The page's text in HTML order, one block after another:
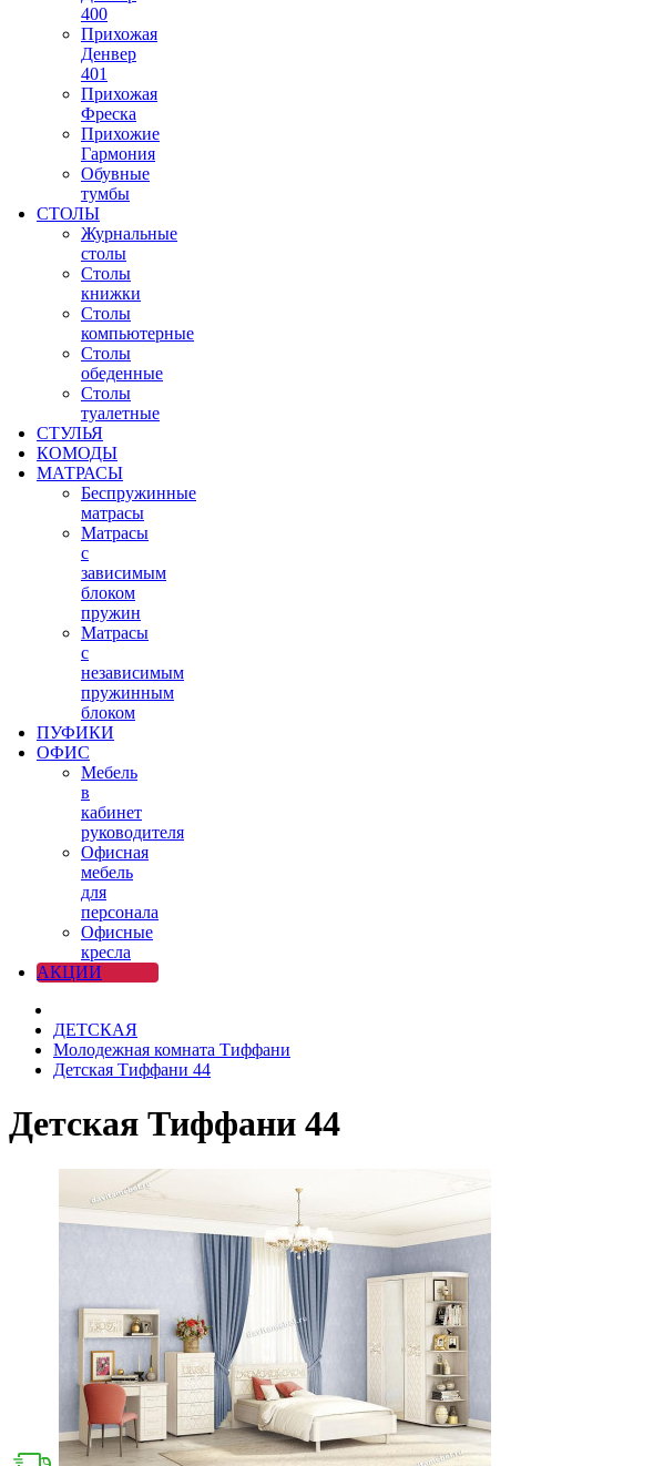
400
Прихожая
Денвер
401
Прихожая
Фреска
Прихожие
Гармония
Обувные
тумбы
СТОЛЫ
Журнальные
столы
Столы
книжки
Столы
компьютерные
Столы
обеденные
Столы
туалетные
СТУЛЬЯ
КОМОДЫ
МАТРАСЫ
Беспружинные
матрасы
Матрасы
с
зависимым
блоком
пружин
Матрасы
с
независимым
пружинным
блоком
ПУФИКИ
ОФИС
Мебель
в
кабинет
руководителя
Офисная
мебель
для
персонала
Офисные
кресла
АКЦИИ
ДЕТСКАЯ
Молодежная комната Тиффани
Детская Тиффани 44
Детская Тиффани 44